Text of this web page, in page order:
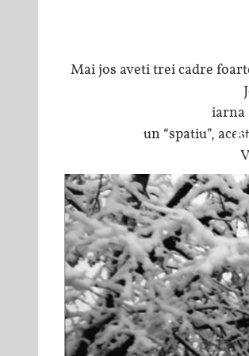
Mai jos aveti trei cadre
iarna
un “spatiu”,